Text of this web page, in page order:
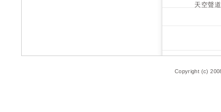
天空聲
Copyright (c)